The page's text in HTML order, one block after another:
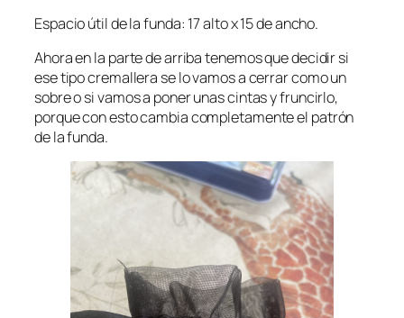
Espacio útil de la funda: 17 alto x 15 de ancho.
Ahora en la parte de arriba tenemos que decidir si
ese tipo cremallera se lo vamos a cerrar como un
sobre o si vamos a poner unas cintas y fruncirlo,
porque con esto cambia completamente el patrón
de la funda.